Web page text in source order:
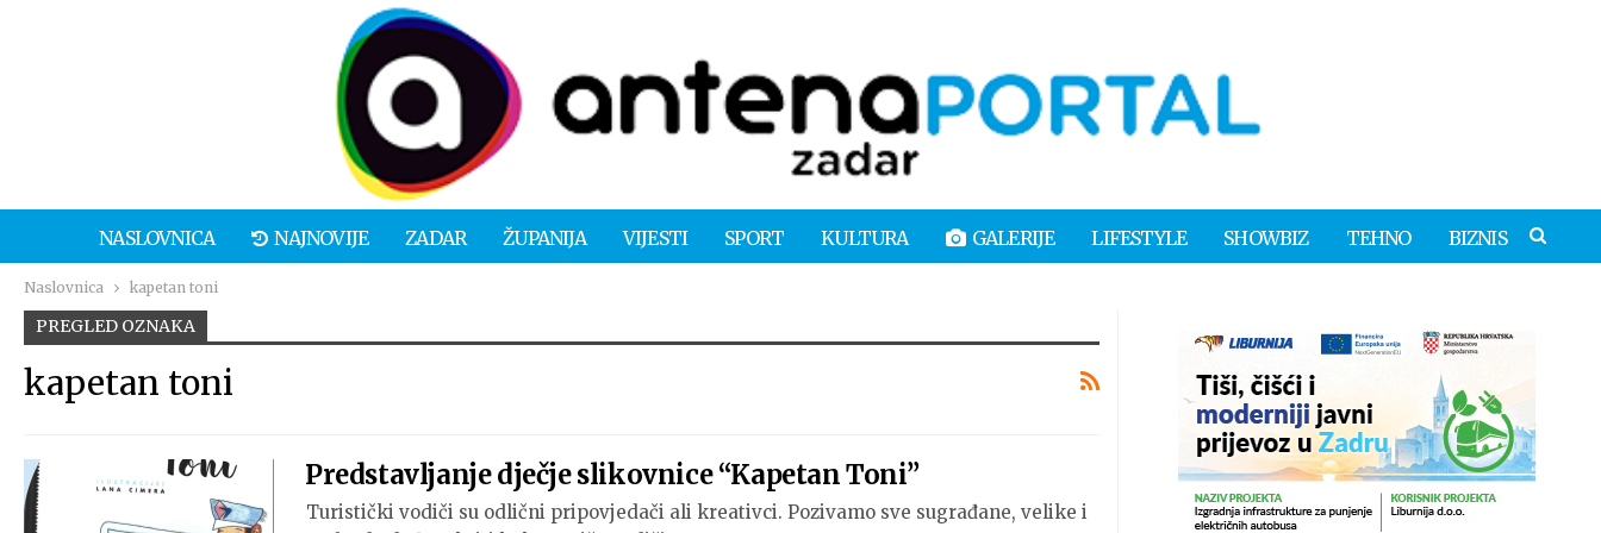
NASLOVNICA NAJNOVIJE ZADAR ŽUPANIJA VIJESTI SPORT KULTURA GALERIJE LIFESTYLE SHOWBIZ TEHNO BIZNIS
Naslovnica kapetan toni
PREGLED OZNAKA
kapetan toni
Predstavljanje dječje slikovnice “Kapetan Toni”
Turistički vodiči su odlični pripovjedači ali kreativci. Pozivamo sve sugrađane, velike i